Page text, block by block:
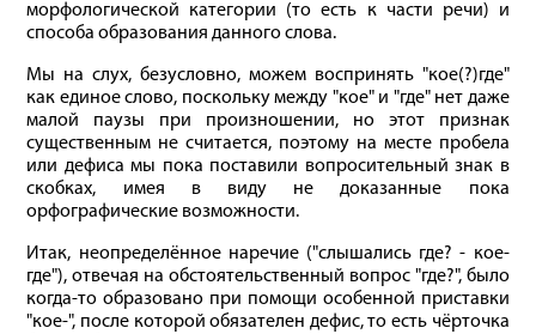
морфологической категории (то есть к части речи) и
способа образования данного слова.
Мы на слух, безусловно, можем воспринять "кое(?)где"
как единое слово, поскольку между "кое" и "где" нет даже
малой паузы при произношении, но этот признак
существенным не считается, поэтому на месте пробела
или дефиса мы пока поставили вопросительный знак в
скобках, имея в виду не доказанные пока
орфографические возможности.
Итак, неопределённое наречие ("слышались где? - кое-
где"), отвечая на обстоятельственный вопрос "где?", было
когда-то образовано при помощи особенной приставки
"кое-", после которой обязателен дефис, то есть чёрточка